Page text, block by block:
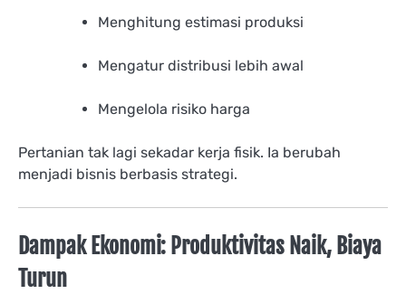
Menghitung estimasi produksi
Mengatur distribusi lebih awal
Mengelola risiko harga
Pertanian tak lagi sekadar kerja fisik. Ia berubah
menjadi bisnis berbasis strategi.
Dampak Ekonomi: Produktivitas Naik, Biaya
Turun